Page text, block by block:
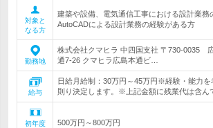
対象と
なる方
建築や設備、電気通信工事における設計業務
AutoCADによる設計業務の経験がある方
勤務地
株式会社クマヒラ 中四国支社 〒730-0035
通7-26 クマヒラ広島本通ビ…
給与
日給月給制：30万円～45万円※経験・能力を
則り決定します。※上記金額に残業代は含ん
初年度
500万円～800万円